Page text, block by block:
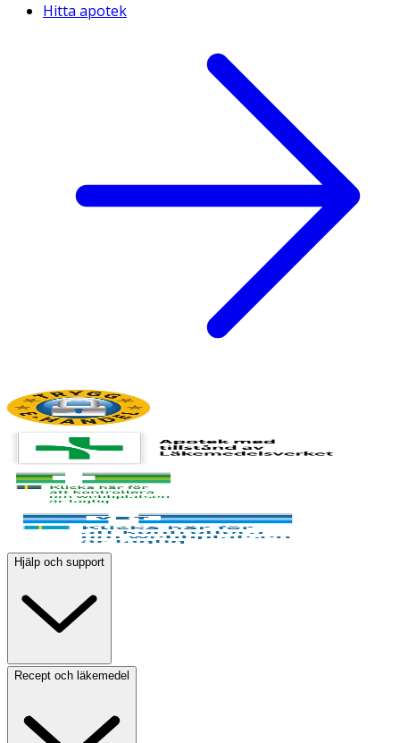
Hitta apotek
Hjälp och support
Recept och läkemedel